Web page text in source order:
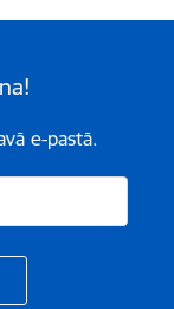
e-pastā.